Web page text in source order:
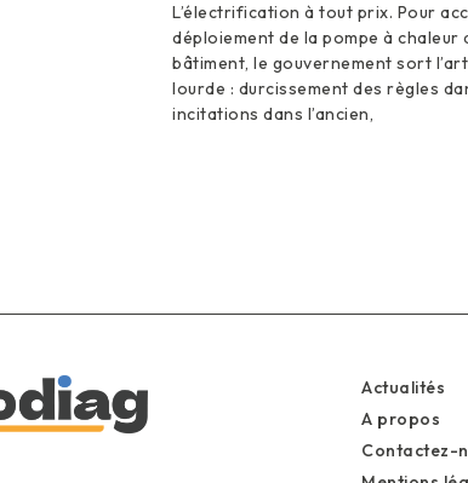
L’électrification à tout prix. Pour
déploiement de la pompe à chaleur
bâtiment, le gouvernement sort
lourde : durcissement des règles
incitations dans l’ancien,
Actualités
A propos
Contactez-